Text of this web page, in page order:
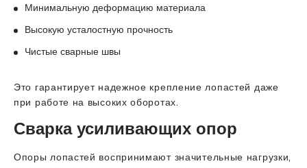
Минимальную деформацию материала
Высокую усталостную прочность
Чистые сварные швы
Это гарантирует надежное крепление лопастей даже
при работе на высоких оборотах.
Сварка усиливающих опор
Опоры лопастей воспринимают значительные нагрузки,